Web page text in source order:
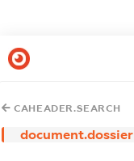
CAHEADER.SEARCH
document.dossier